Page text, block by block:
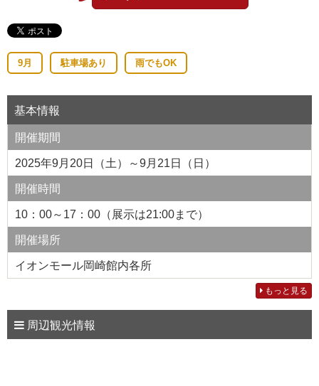
9月 駐車場あり 雨でもOK
基本情報
開催期間
2025年9月20日（土）～9月21日（日）
開催時間
10：00～17：00（展示は21:00まで）
開催場所
イオンモール岡崎館内各所
もっと見る
周辺観光情報